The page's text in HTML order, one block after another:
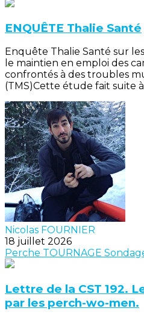
ENQUÊTE Thalie Santé
Enquête Thalie Santé sur
le maintien en emploi des
confrontés à des troubles
(TMS)Cette étude fait suite
Nicolas FOURNIER
18 juillet 2026
Perche TOURNAGE
Lettre de la CST 192.
par les perch-wo-men.